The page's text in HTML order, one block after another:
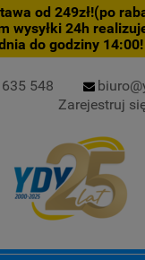
od 249zł!(po
wysyłki 24h
do godziny 14:00!
548
Zarejestruj